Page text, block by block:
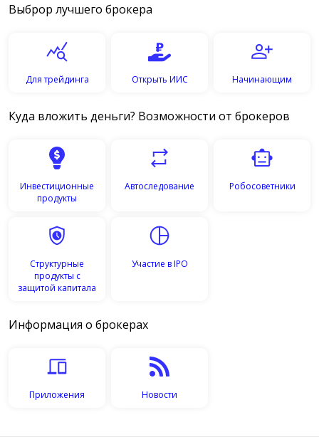
Выброр лучшего брокера
Для трейдинга Открыть ИИС Начинающим
Куда вложить деньги? Возможности от брокеров
Инвестиционные
продукты
Автоследование Робосоветники
Структурные
продукты с
защитой капитала
Участие в IPO
Информация о брокерах
Приложения Новости